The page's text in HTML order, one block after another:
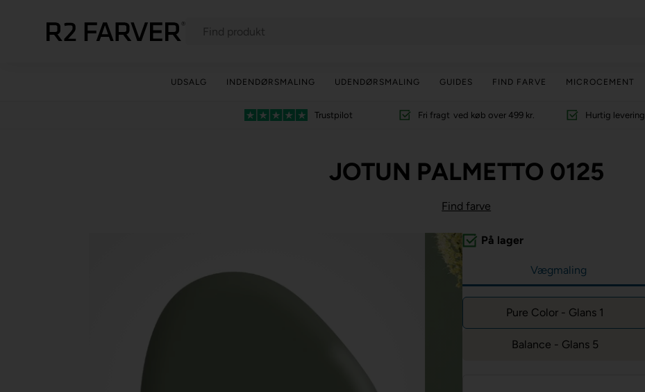
UDSALG INDENDØRSMALING UDENDØRSMALING GUIDES FIND FARVE MICROCEMENT
Trustpilot Fri fragt ved køb over 499 kr. Hurtig levering
JOTUN PALMETTO 0125
Find farve
På lager
Vægmaling
Pure Color - Glans 1
Balance - Glans 5